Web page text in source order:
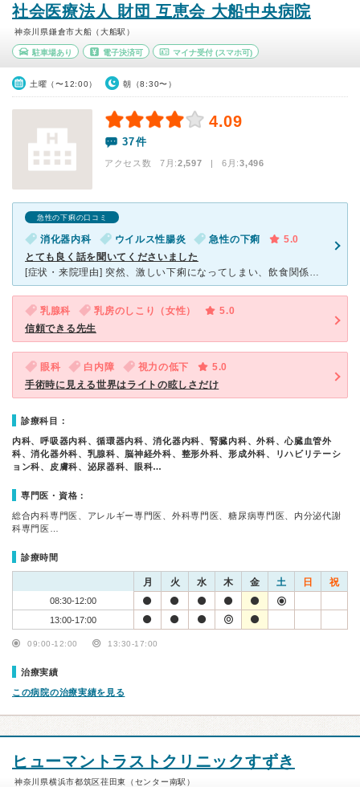
社会医療法人 財団 互恵会 大船中央病院
神奈川県鎌倉市大船（大船駅）
駐車場あり 電子決済可 マイナ受付 (スマホ可)
土曜（〜12:00） 朝（8:30〜）
4.09
37件
アクセス数 7月:2,597 | 6月:3,496
急性の下痢の口コミ
消化器内科 ウイルス性腸炎 急性の下痢
5.0
とても良く話を聞いてくださいました
[症状・来院理由] 突然、激しい下痢になってしまい、飲食関係の仕事をしていることもあって受診しました。 家の近所で大きな病院なので安心して受診できると思いました。 [医師の診断・治療法] 腹痛
乳腺科 乳房のしこり（女性）
5.0
信頼できる先生
眼科 白内障 視力の低下
5.0
手術時に見える世界はライトの眩しさだけ
診療科目：
内科、呼吸器内科、循環器内科、消化器内科、腎臓内科、外科、心臓血管外
科、消化器外科、乳腺科、脳神経外科、整形外科、形成外科、リハビリテーシ
ョン科、皮膚科、泌尿器科、眼科…
専門医・資格：
総合内科専門医、アレルギー専門医、外科専門医、糖尿病専門医、内分泌代謝
科専門医…
診療時間
月 火 水 木 金 土 日 祝
08:30-12:00
13:00-17:00
09:00-12:00 13:30-17:00
治療実績
この病院の治療実績を見る
ヒューマントラストクリニックすずき
神奈川県横浜市都筑区荏田東（センター南駅）